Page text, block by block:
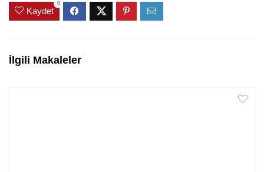
Kaydet
0
İlgili Makaleler